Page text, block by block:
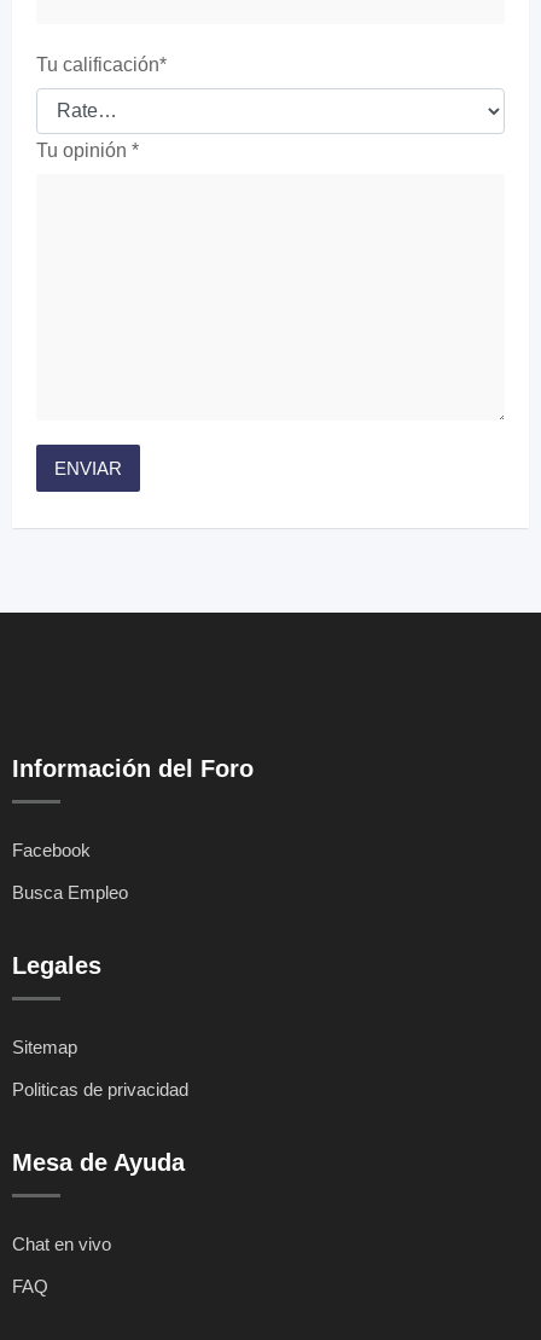
Tu calificación*
Tu opinión *
Información del Foro
Facebook
Busca Empleo
Legales
Sitemap
Politicas de privacidad
Mesa de Ayuda
Chat en vivo
FAQ